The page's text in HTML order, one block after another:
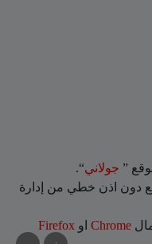
” جولاني“.
دون اذن خطي من إدارة
Chrome او Firefox